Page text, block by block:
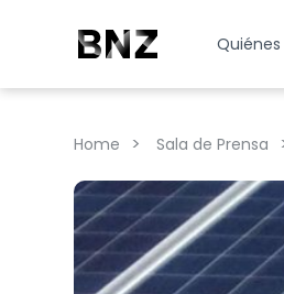
Home > Sala de Prensa